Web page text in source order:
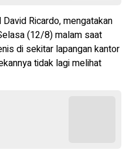
Ricardo, mengatakan
(12/8) malam saat
di sekitar lapangan kantor
tidak lagi melihat